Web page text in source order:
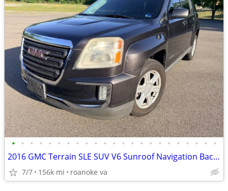
• • • • • • • • • • • • • • • • • • • • • • •
2016 GMC Terrain SLE SUV V6 Sunroof Navigation Back up Camera
7/7 156k mi roanoke va